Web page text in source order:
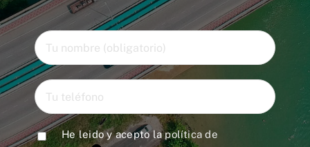
He leido y acepto lapolítica de